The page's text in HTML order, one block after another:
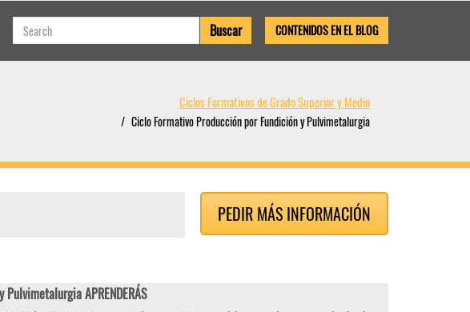
CONTENIDOS EN EL BLOG
Ciclos Formativos de Grado Superior y Medio
Ciclo Formativo Producción por Fundición y Pulvimetalurgia
PEDIR MÁS INFORMACIÓN
APRENDERÁS